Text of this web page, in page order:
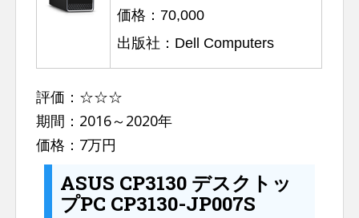
価格：70,000
出版社：Dell Computers
評価：☆☆☆
期間：2016～2020年
価格：7万円
ASUS CP3130 デスクトッ
プPC CP3130-JP007S